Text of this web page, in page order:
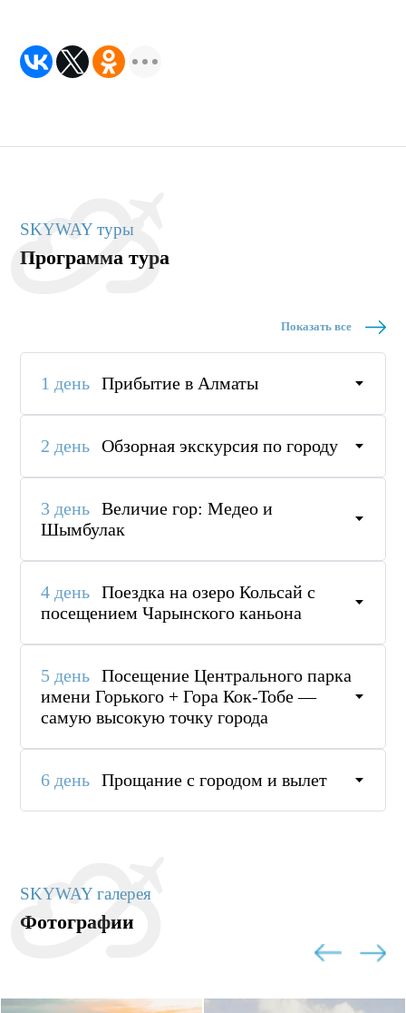
SKYWAY туры
Программа тура
Показать все
1 день Прибытие в Алматы
2 день Обзорная экскурсия по городу
3 день
Величие гор: Медео и
Шымбулак
4 день
Поездка на озеро Кольсай с
посещением Чарынского каньона
5 день
Посещение Центрального парка
имени Горького + Гора Кок-Тобе —
самую высокую точку города
6 день Прощание с городом и вылет
SKYWAY галерея
Фотографии